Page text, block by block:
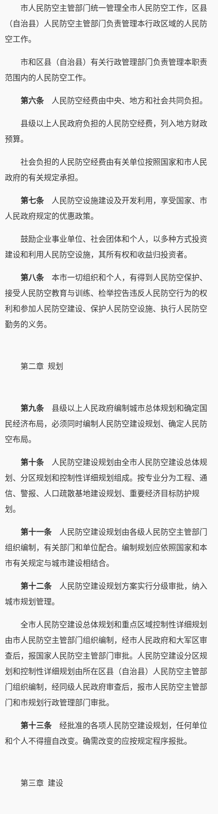
市人民防空主管部门统一管理全市人民防空工作，区县
（自治县）人民防空主管部门负责管理本行政区域的人民防
空工作。
市和区县（自治县）有关行政管理部门负责管理本职责
范围内的人民防空工作。
第六条 人民防空经费由中央、地方和社会共同负担。
县级以上人民政府负担的人民防空经费，列入地方财政
预算。
社会负担的人民防空经费由有关单位按照国家和市人民
政府的有关规定承担。
第七条
人民防空设施建设及开发利用，享受国家、市
人民政府规定的优惠政策。
鼓励企业事业单位、社会团体和个人，以多种方式投资
建设和利用人民防空设施，其所有权和收益归投资者。
第八条 本市一切组织和个人，有得到人民防空保护、
接受人民防空教育与训练、检举控告违反人民防空行为的权
利和参加人民防空建设、保护人民防空设施、执行人民防空
勤务的义务。
第二章 规划
第九条 县级以上人民政府编制城市总体规划和确定国
民经济布局，必须同时编制人民防空建设规划、确定人民防
空布局。
第十条
人民防空建设规划由全市人民防空建设总体规
划、分区规划和控制性详细规划组成。按专业分为工程、通
信、警报、人口疏散基地建设规划、重要经济目标防护规
划。
第十一条
人民防空建设规划由各级人民防空主管部门
组织编制，有关部门和单位配合。编制规划应依照国家和本
市有关规定与城市建设相结合。
第十二条
人民防空建设规划方案实行分级审批，纳入
城市规划管理。
全市人民防空建设总体规划和重点区域控制性详细规划
由市人民防空主管部门组织编制，经市人民政府和大军区审
查后，报国家人民防空主管部门审批。人民防空建设分区规
划和控制性详细规划由所在区县（自治县）人民防空主管部
门组织编制，经同级人民政府审查后，报市人民防空主管部
门和市规划行政管理部门审批。
第十三条 经批准的各项人民防空建设规划，任何单位
和个人不得擅自改变。确需改变的应按规定程序报批。
第三章 建设